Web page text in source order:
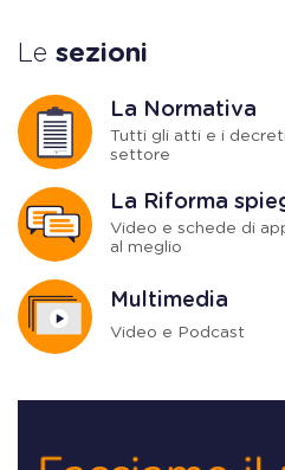
Le sezioni
La Normativa
Tutti gli atti e i
settore
La Riforma
Video e schede di
al meglio
Multimedia
Video e Podcast